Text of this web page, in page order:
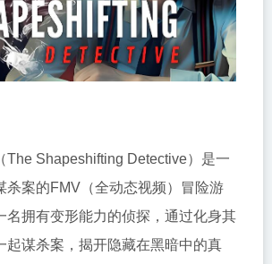
The Shapeshifting Detective）是一
杀案的FMV（全动态视频）冒险游
名拥有变形能力的侦探，通过化身其
起谋杀案，揭开隐藏在黑暗中的真